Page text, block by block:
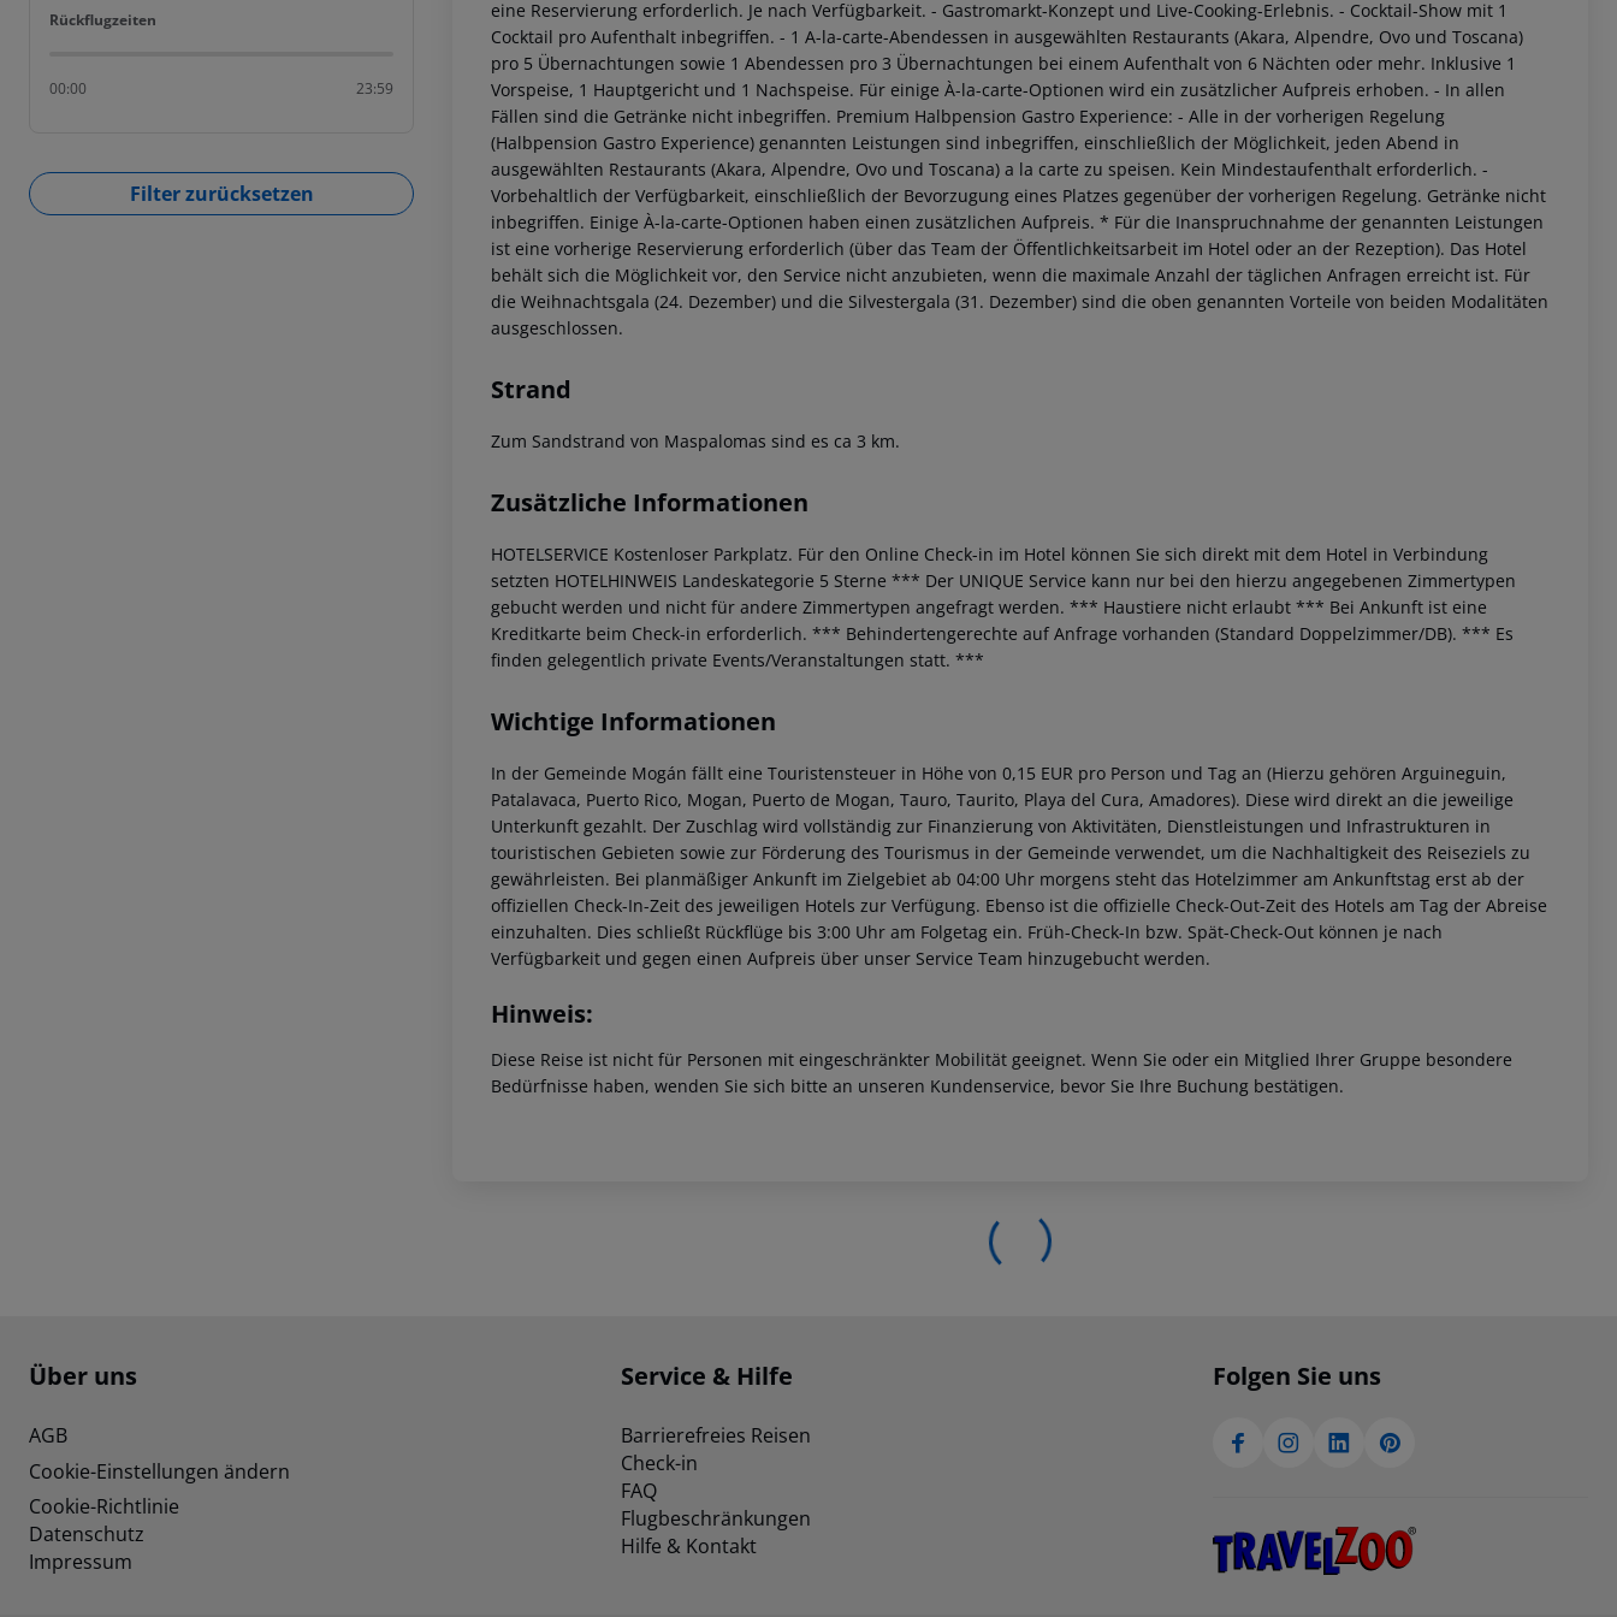
Rückflugzeiten
Rückflugzeiten
00:00 23:59
Filter zurücksetzen
eine Reservierung erforderlich. Je nach Verfügbarkeit. - Gastromarkt-Konzept und Live-Cooking-Erlebnis. - Cocktail-Show mit 1
Cocktail pro Aufenthalt inbegriffen. - 1 A-la-carte-Abendessen in ausgewählten Restaurants (Akara, Alpendre, Ovo und Toscana)
pro 5 Übernachtungen sowie 1 Abendessen pro 3 Übernachtungen bei einem Aufenthalt von 6 Nächten oder mehr. Inklusive 1
Vorspeise, 1 Hauptgericht und 1 Nachspeise. Für einige À-la-carte-Optionen wird ein zusätzlicher Aufpreis erhoben. - In allen
Fällen sind die Getränke nicht inbegriffen. Premium Halbpension Gastro Experience: - Alle in der vorherigen Regelung
(Halbpension Gastro Experience) genannten Leistungen sind inbegriffen, einschließlich der Möglichkeit, jeden Abend in
ausgewählten Restaurants (Akara, Alpendre, Ovo und Toscana) a la carte zu speisen. Kein Mindestaufenthalt erforderlich. -
Vorbehaltlich der Verfügbarkeit, einschließlich der Bevorzugung eines Platzes gegenüber der vorherigen Regelung. Getränke nicht
inbegriffen. Einige À-la-carte-Optionen haben einen zusätzlichen Aufpreis. * Für die Inanspruchnahme der genannten Leistungen
ist eine vorherige Reservierung erforderlich (über das Team der Öffentlichkeitsarbeit im Hotel oder an der Rezeption). Das Hotel
behält sich die Möglichkeit vor, den Service nicht anzubieten, wenn die maximale Anzahl der täglichen Anfragen erreicht ist. Für
die Weihnachtsgala (24. Dezember) und die Silvestergala (31. Dezember) sind die oben genannten Vorteile von beiden Modalitäten
ausgeschlossen.
Strand
Zum Sandstrand von Maspalomas sind es ca 3 km.
Zusätzliche Informationen
HOTELSERVICE Kostenloser Parkplatz. Für den Online Check-in im Hotel können Sie sich direkt mit dem Hotel in Verbindung
setzten HOTELHINWEIS Landeskategorie 5 Sterne *** Der UNIQUE Service kann nur bei den hierzu angegebenen Zimmertypen
gebucht werden und nicht für andere Zimmertypen angefragt werden. *** Haustiere nicht erlaubt *** Bei Ankunft ist eine
Kreditkarte beim Check-in erforderlich. *** Behindertengerechte auf Anfrage vorhanden (Standard Doppelzimmer/DB). *** Es
finden gelegentlich private Events/Veranstaltungen statt. ***
Wichtige Informationen
In der Gemeinde Mogán fällt eine Touristensteuer in Höhe von 0,15 EUR pro Person und Tag an (Hierzu gehören Arguineguin,
Patalavaca, Puerto Rico, Mogan, Puerto de Mogan, Tauro, Taurito, Playa del Cura, Amadores). Diese wird direkt an die jeweilige
Unterkunft gezahlt. Der Zuschlag wird vollständig zur Finanzierung von Aktivitäten, Dienstleistungen und Infrastrukturen in
touristischen Gebieten sowie zur Förderung des Tourismus in der Gemeinde verwendet, um die Nachhaltigkeit des Reiseziels zu
gewährleisten. Bei planmäßiger Ankunft im Zielgebiet ab 04:00 Uhr morgens steht das Hotelzimmer am Ankunftstag erst ab der
offiziellen Check-In-Zeit des jeweiligen Hotels zur Verfügung. Ebenso ist die offizielle Check-Out-Zeit des Hotels am Tag der Abreise
einzuhalten. Dies schließt Rückflüge bis 3:00 Uhr am Folgetag ein. Früh-Check-In bzw. Spät-Check-Out können je nach
Verfügbarkeit und gegen einen Aufpreis über unser Service Team hinzugebucht werden.
Hinweis:
Diese Reise ist nicht für Personen mit eingeschränkter Mobilität geeignet. Wenn Sie oder ein Mitglied Ihrer Gruppe besondere
Bedürfnisse haben, wenden Sie sich bitte an unseren Kundenservice, bevor Sie Ihre Buchung bestätigen.
Footer navigation
Über uns
AGB
Cookie-Einstellungen ändern
Cookie-Richtlinie
Datenschutz
Impressum
Service & Hilfe
Barrierefreies Reisen
Check-in
FAQ
Flugbeschränkungen
Hilfe & Kontakt
Folgen Sie uns